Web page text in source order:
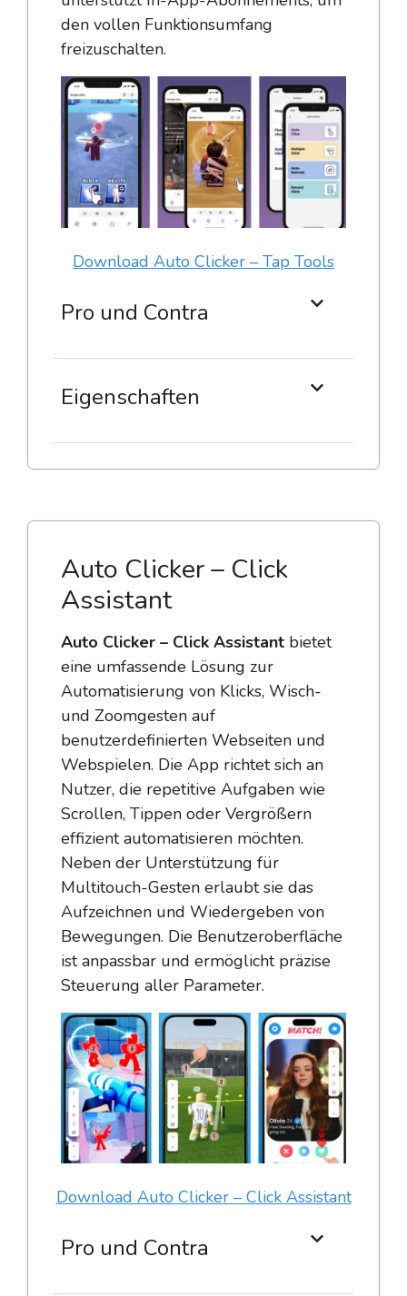
den vollen Funktionsumfang
freizuschalten.
Download Auto Clicker – Tap Tools
Pro und Contra
Eigenschaften
Auto Clicker – Click
Assistant
Auto Clicker – Click Assistant bietet
eine umfassende Lösung zur
Automatisierung von Klicks, Wisch-
und Zoomgesten auf
benutzerdefinierten Webseiten und
Webspielen. Die App richtet sich an
Nutzer, die repetitive Aufgaben wie
Scrollen, Tippen oder Vergrößern
effizient automatisieren möchten.
Neben der Unterstützung für
Multitouch-Gesten erlaubt sie das
Aufzeichnen und Wiedergeben von
Bewegungen. Die Benutzeroberfläche
ist anpassbar und ermöglicht präzise
Steuerung aller Parameter.
Download Auto Clicker – Click Assistant
Pro und Contra